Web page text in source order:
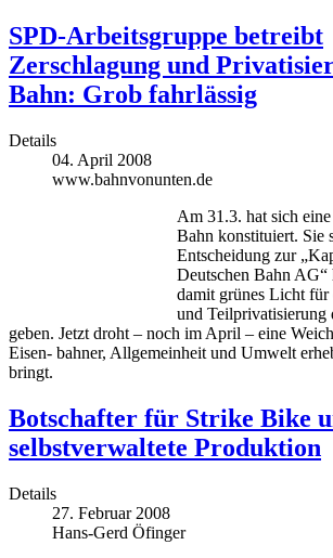
SPD-Arbeitsgruppe betreibt
Zerschlagung und
Bahn: Grob fahrlässig
Details
04. April 2008
www.bahnvonunten.de
Am 31.3. hat sich
Bahn konstituiert. Sie
Entscheidung zur
Deutschen Bahn AG“
damit grünes Licht
und Teilprivatisierung
geben. Jetzt droht – noch im April – eine
Eisen- bahner, Allgemeinheit und Umwelt
bringt.
Botschafter für Strike Bike
selbstverwaltete Produktion
Details
27. Februar 2008
Hans-Gerd Öfinger